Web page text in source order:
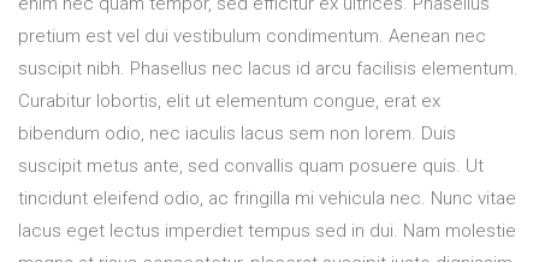
pretium est vel dui vestibulum condimentum. Aenean nec
suscipit nibh. Phasellus nec lacus id arcu facilisis elementum.
Curabitur lobortis, elit ut elementum congue, erat ex
bibendum odio, nec iaculis lacus sem non lorem. Duis
suscipit metus ante, sed convallis quam posuere quis. Ut
tincidunt eleifend odio, ac fringilla mi vehicula nec. Nunc vitae
lacus eget lectus imperdiet tempus sed in dui. Nam molestie